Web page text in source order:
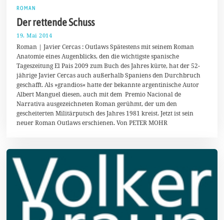
ROMAN
Der rettende Schuss
19. Mai 2014
.
M
a
i
0
1
4
Roman | Javier Cercas : Outlaws Spätestens mit seinem Roman
Anatomie eines Augenblicks, den die wichtigste spanische
Tageszeitung El Pais 2009 zum Buch des Jahres kürte, hat der 52-
jährige Javier Cercas auch außerhalb Spaniens den Durchbruch
geschafft. Als »grandios« hatte der bekannte argentinische Autor
Albert Manguel diesen, auch mit dem Premio Nacional de
Narrativa ausgezeichneten Roman gerühmt, der um den
gescheiterten Militärputsch des Jahres 1981 kreist. Jetzt ist sein
neuer Roman Outlaws erschienen. Von PETER MOHR